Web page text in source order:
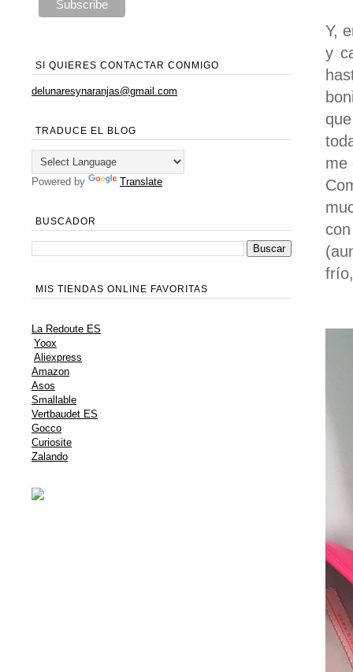
Y,
y
me
SI QUIERES CONTACTAR CONMIGO
delunaresynaranjas@gmail.com
TRADUCE EL BLOG
Powered by Translate
BUSCADOR
MIS TIENDAS ONLINE FAVORITAS
La Redoute ES
Yoox
Aliexpress
Amazon
Asos
Smallable
Vertbaudet ES
Gocco
Curiosite
Zalando